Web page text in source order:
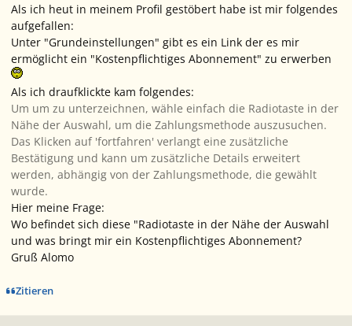
Als ich heut in meinem Profil gestöbert habe ist mir folgendes
aufgefallen:
Unter "Grundeinstellungen" gibt es ein Link der es mir
ermöglicht ein "Kostenpflichtiges Abonnement" zu erwerben
Als ich draufklickte kam folgendes:
Um um zu unterzeichnen, wähle einfach die Radiotaste in der
Nähe der Auswahl, um die Zahlungsmethode auszusuchen.
Das Klicken auf 'fortfahren' verlangt eine zusätzliche
Bestätigung und kann um zusätzliche Details erweitert
werden, abhängig von der Zahlungsmethode, die gewählt
wurde.
Hier meine Frage:
Wo befindet sich diese "Radiotaste in der Nähe der Auswahl
und was bringt mir ein Kostenpflichtiges Abonnement?
Gruß Alomo
Zitieren